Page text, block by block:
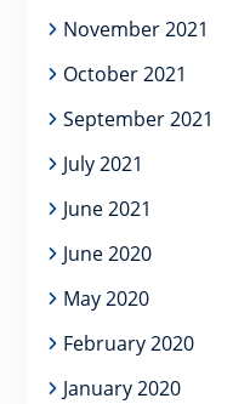
November 2021
October 2021
September 2021
July 2021
June 2021
June 2020
May 2020
February 2020
January 2020